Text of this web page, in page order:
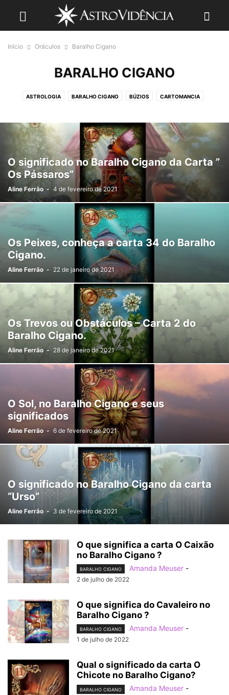
Início Oráculos Baralho Cigano
BARALHO CIGANO
ASTROLOGIA BARALHO CIGANO BÚZIOS CARTOMANCIA
O significado no Baralho Cigano da Carta ”
Os Pássaros”
Aline Ferrão - 4 de fevereiro de 2021
Os Peixes, conheça a carta 34 do Baralho
Cigano.
Aline Ferrão - 22 de janeiro de 2021
Os Trevos ou Obstáculos – Carta 2 do
Baralho Cigano.
Aline Ferrão - 28 de janeiro de 2021
O Sol, no Baralho Cigano e seus
significados
Aline Ferrão - 6 de fevereiro de 2021
O significado no Baralho Cigano da carta
“Urso”
Aline Ferrão - 3 de fevereiro de 2021
O que significa a carta O Caixão
no Baralho Cigano ?
BARALHO CIGANO Amanda Meuser -
2 de julho de 2022
O que significa do Cavaleiro no
Baralho Cigano ?
BARALHO CIGANO Amanda Meuser -
1 de julho de 2022
Qual o significado da carta O
Chicote no Baralho Cigano?
BARALHO CIGANO Amanda Meuser -